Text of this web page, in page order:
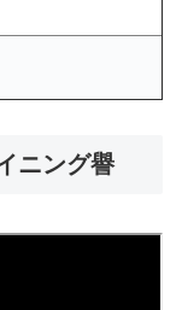
ニング譽